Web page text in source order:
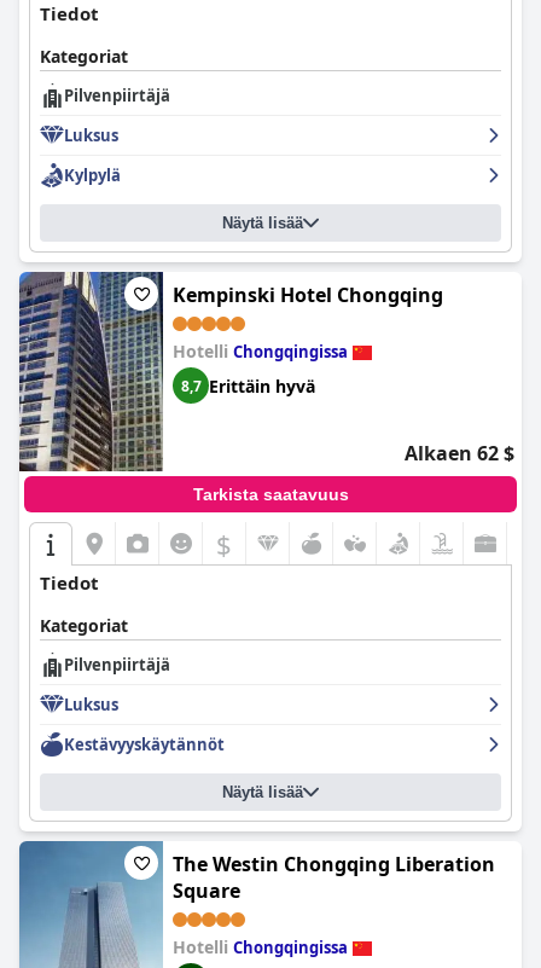
Tiedot
Kategoriat
Pilvenpiirtäjä
Luksus
Kylpylä
Näytä lisää
Kempinski Hotel Chongqing
Hotelli Chongqingissa
8,7 Erittäin hyvä
Alkaen 62 $
Tarkista saatavuus
$
Tiedot
Kategoriat
Pilvenpiirtäjä
Luksus
Kestävyyskäytännöt
Näytä lisää
The Westin Chongqing Liberation
Square
Hotelli Chongqingissa